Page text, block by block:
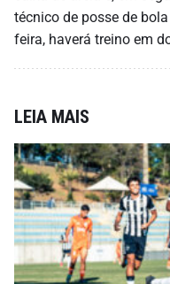
técnico de posse de
feira, haverá treino em
LEIA MAIS